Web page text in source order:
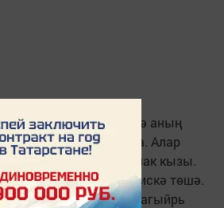
почмагы, биредә аның
уенчыклары саклана. Алар
– кара тәнле курчак кызы.
«Джим» поэмасы искә төшә.
курчагы булган. Шагыйрь